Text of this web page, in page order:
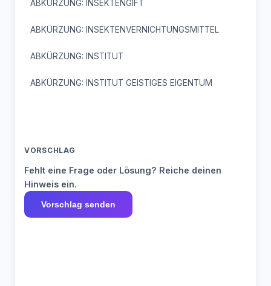
ABKÜRZUNG: INSEKTENGIFT
ABKÜRZUNG: INSEKTENVERNICHTUNGSMITTEL
ABKÜRZUNG: INSTITUT
ABKÜRZUNG: INSTITUT GEISTIGES EIGENTUM
VORSCHLAG
Fehlt eine Frage oder Lösung? Reiche deinen
Hinweis ein.
Vorschlag senden